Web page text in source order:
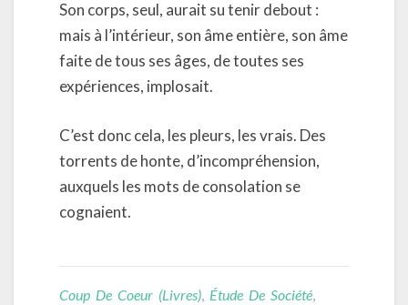
Son corps, seul, aurait su tenir debout :
mais à l’intérieur, son âme entière, son âme
faite de tous ses âges, de toutes ses
expériences, implosait.
C’est donc cela, les pleurs, les vrais. Des
torrents de honte, d’incompréhension,
auxquels les mots de consolation se
cognaient.
Coup De Coeur (livres), Étude De Société,